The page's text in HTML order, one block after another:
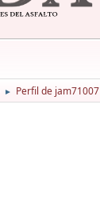
► Perfil de jam71007